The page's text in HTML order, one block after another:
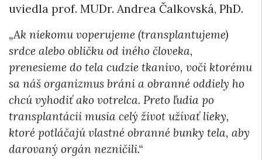
uviedla prof. MUDr. Andrea Čalkovská, PhD.
„Ak niekomu voperujeme (transplantujeme)
srdce alebo obličku od iného človeka,
prenesieme do tela cudzie tkanivo, voči ktorému
sa náš organizmus bráni a obranné oddiely ho
chcú vyhodiť ako votrelca. Preto ľudia po
transplantácii musia celý život užívať lieky,
ktoré potláčajú vlastné obranné bunky tela, aby
darovaný orgán nezničili.“